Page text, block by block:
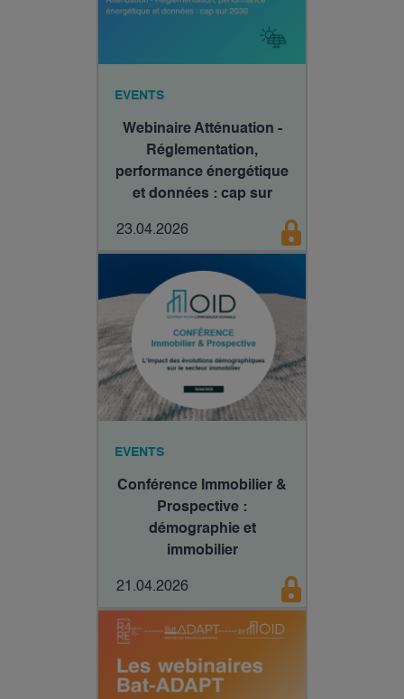
EVENTS
Webinaire Atténuation -
Réglementation,
performance énergétique
et données : cap sur
23.04.2026
EVENTS
Conférence Immobilier &
Prospective :
démographie et
immobilier
21.04.2026